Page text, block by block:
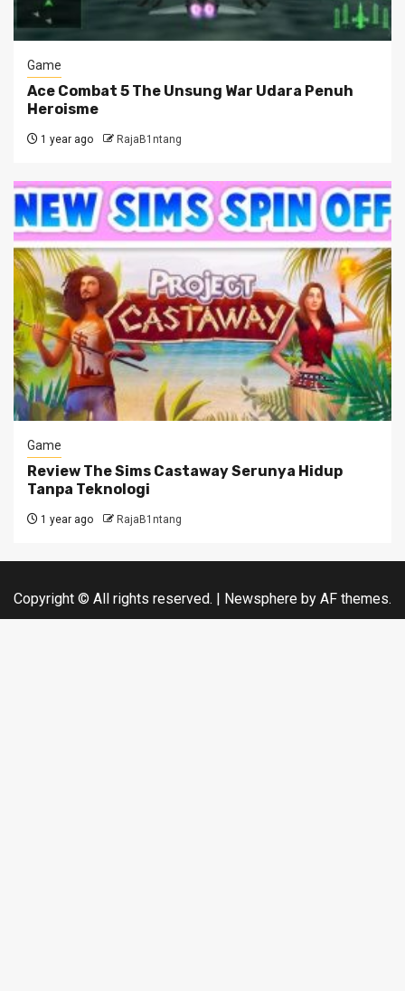
Game
Ace Combat 5 The Unsung War Udara Penuh
Heroisme
1 year ago RajaB1ntang
Game
Review The Sims Castaway Serunya Hidup
Tanpa Teknologi
1 year ago RajaB1ntang
Copyright © All rights reserved. | Newsphere by AF themes.